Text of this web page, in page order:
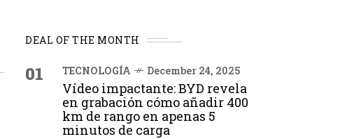
DEAL OF THE MONTH
01 TECNOLOGÍA December 24, 2025
Vídeo impactante: BYD revela
en grabación cómo añadir 400
km de rango en apenas 5
minutos de carga